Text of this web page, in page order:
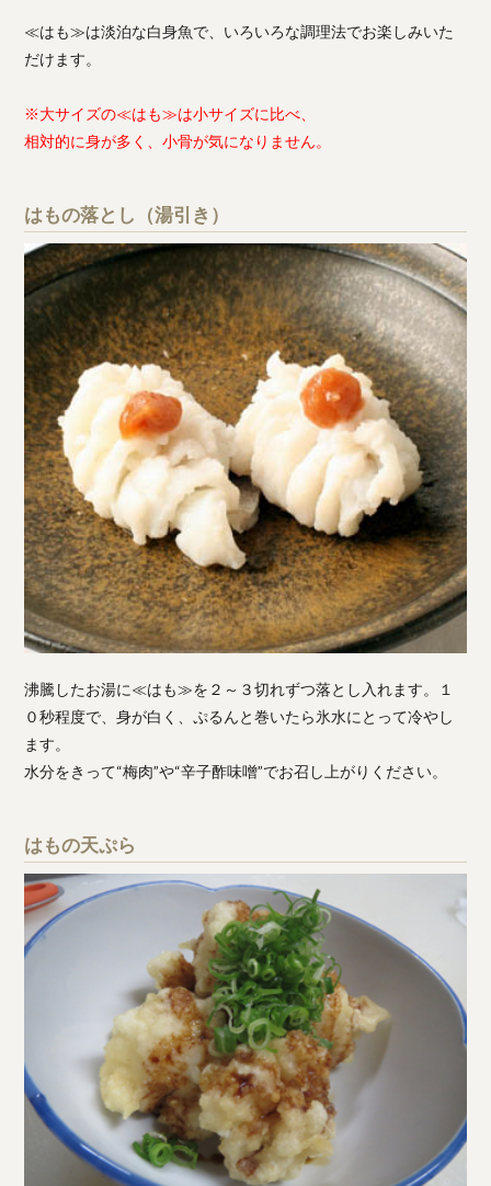
≪はも≫は淡泊な白身魚で、いろいろな調理法でお楽しみいた
だけます。
※大サイズの≪はも≫は小サイズに比べ、
相対的に身が多く、小骨が気になりません。
はもの落とし（湯引き）
沸騰したお湯に≪はも≫を２～３切れずつ落とし入れます。１
０秒程度で、身が白く、ぷるんと巻いたら氷水にとって冷やし
ます。
水分をきって“梅肉”や“辛子酢味噌”でお召し上がりください。
はもの天ぷら